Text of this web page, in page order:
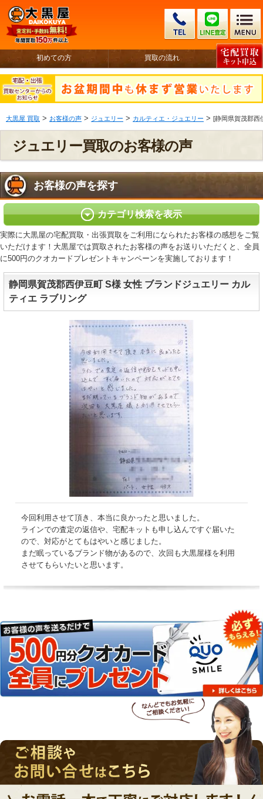
初めての方 買取の流れ
大黒屋 買取 > お客様の声 > ジュエリー > カルティエ・ジュエリー > [静岡県賀茂郡西
ジュエリー買取のお客様の声
お客様の声を探す
カテゴリ検索を表示
実際に大黒屋の宅配買取・出張買取をご利用になられたお客様の感想をご覧
いただけます！大黒屋では買取されたお客様の声をお送りいただくと、全員
に500円のクオカードプレゼントキャンペーンを実施しております！
静岡県賀茂郡西伊豆町 S様 女性 ブランドジュエリー カル
ティエ ラブリング
今回利用させて頂き、本当に良かったと思いました。
ラインでの査定の返信や、宅配キットも申し込んですぐ届いた
ので、対応がとてもはやいと感じました。
まだ眠っているブランド物があるので、次回も大黒屋様を利用
させてもらいたいと思います。